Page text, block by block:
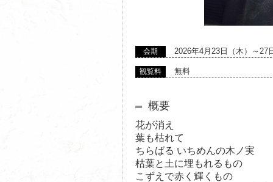
会期 2026年4月23日（木）～27
観覧料 無料
概要
花が消え
葉も枯れて
ちらばる いちめんの木ノ実
枯葉と土に埋もれるもの
こずえで赤く輝くもの